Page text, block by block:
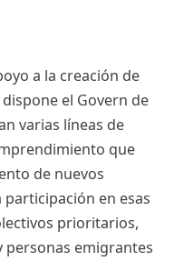
a la creación de
el Govern de
varias líneas de
que
de nuevos
en esas
prioritarios,
personas emigrantes